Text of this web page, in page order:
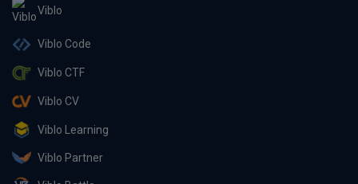
Viblo
Viblo Code
Viblo CTF
Viblo CV
Viblo Learning
Viblo Partner